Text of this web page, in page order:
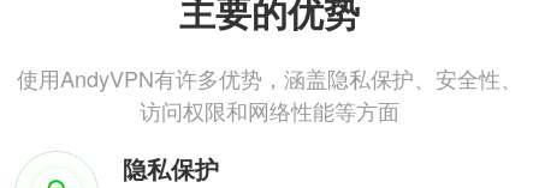
主要的优势
使用AndyVPN有许多优势，涵盖隐私保护、安全性、
访问权限和网络性能等方面
隐私保护